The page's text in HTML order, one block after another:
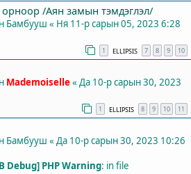
/Аян замын тэмдэглэл/
Бамбууш « Ня 11-р сарын 05, 2023 6:28
1 ELLIPSIS 7 8 9 10
Mademoiselle« Да 10-р сарын 30, 2023
1 ELLIPSIS 8 9 10 11
Бамбууш « Да 10-р сарын 30, 2023 10:26
Debug] PHP Warning: in file